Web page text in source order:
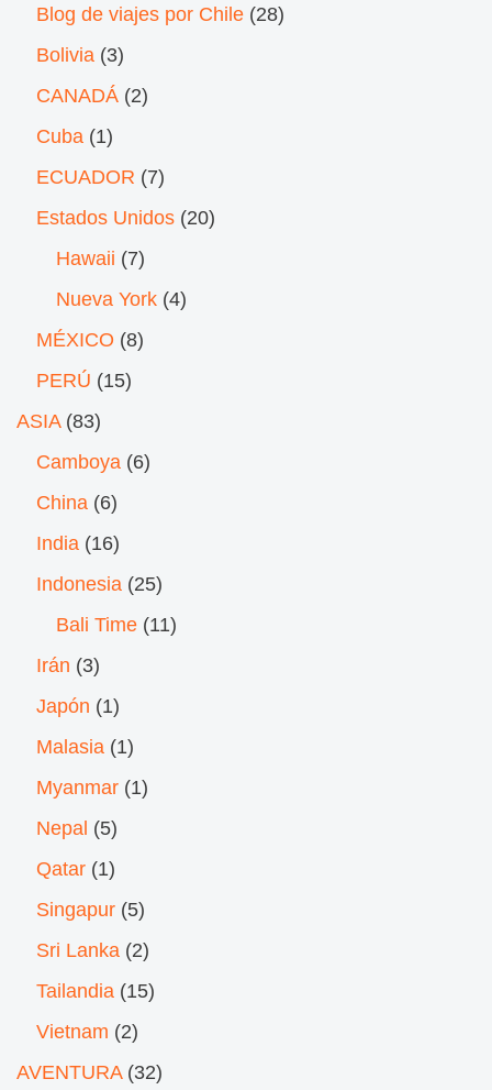
Blog de viajes por Chile (28)
Bolivia (3)
CANADÁ (2)
Cuba (1)
ECUADOR (7)
Estados Unidos (20)
Hawaii (7)
Nueva York (4)
MÉXICO (8)
PERÚ (15)
ASIA(83)
Camboya (6)
China (6)
India (16)
Indonesia (25)
Bali Time (11)
Irán (3)
Japón (1)
Malasia (1)
Myanmar (1)
Nepal (5)
Qatar (1)
Singapur (5)
Sri Lanka (2)
Tailandia (15)
Vietnam (2)
AVENTURA(32)